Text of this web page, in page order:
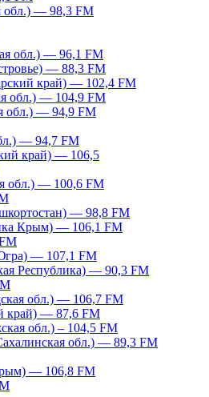
обл.) — 98,3 FM
обл.) — 96,1 FM
— 88,3 FM
край) — 102,4 FM
обл.) — 104,9 FM
обл.) — 94,9 FM
— 94,7 FM
край) — 106,5
обл.) — 100,6 FM
— 98,8 FM
Крым) — 106,1 FM
— 107,1 FM
Республика) — 90,3 FM
обл.) — 106,7 FM
край) — 87,6 FM
обл.) – 104,5 FM
обл.) — 89,3 FM
— 106,8 FM